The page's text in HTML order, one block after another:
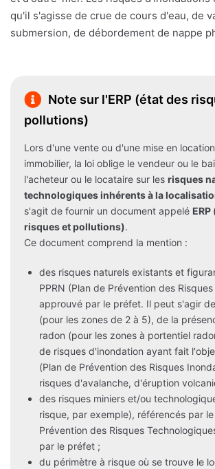
qu'il s'agisse de crue de cours d'eau, de
submersion, de débordement de nappe
Note sur l'ERP (état des
pollutions)
Lors d'une vente ou d'une mise en
immobilier, la loi oblige le vendeur ou le
l'acheteur ou le locataire sur les risques
technologiques inhérents à la
s'agit de fournir un document appelé
risques et pollutions).
Ce document comprend la mention :
des risques naturels existants et
PPRN (Plan de Prévention des
approuvé par le préfet. Il peut s'agir
(pour les zones de 2 à 5), de la
radon (pour les zones à portentiel
de risques d'inondation ayant fait
(Plan de Prévention des Risques
risques d'avalanche, d'éruption
des risques miniers et/ou
risque, par exemple), référencés par le
Prévention des Risques
par le préfet ;
du périmètre à risque où se trouve le